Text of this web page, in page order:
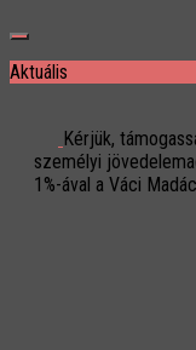
Aktuális
Kérjük,
személyi
1%-ával a Váci